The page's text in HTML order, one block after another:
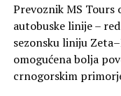
Prevoznik MS Tours
autobuske linije –
sezonsku liniju
omogućena bolja
crnogorskim